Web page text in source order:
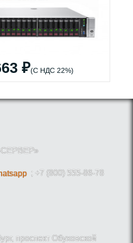
₽(С НДС 22%)
СЕРВЕР»
; +7 (800) 555-86-78
проспект Обуховской